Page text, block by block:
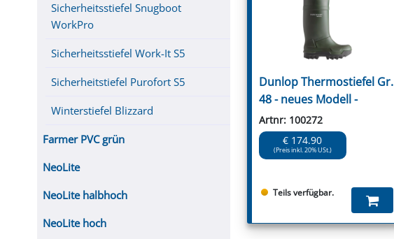
Sicherheitsstiefel Snugboot
WorkPro
Sicherheitsstiefel Work-It S5
Sicherheitstiefel Purofort S5
Winterstiefel Blizzard
Farmer PVC grün
NeoLite
NeoLite halbhoch
NeoLite hoch
Dunlop Thermostiefel Gr.
48 - neues Modell -
Artnr: 100272
€ 174.90
(Preis inkl. 20% USt.)
Teils verfügbar.